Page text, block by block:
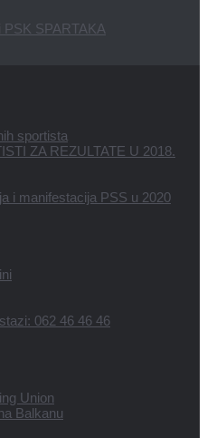
SPARTAKA
sportista
ZA REZULTATE U 2018.
i manifestacija PSS u 2020
062 46 46 46
Union
Balkanu